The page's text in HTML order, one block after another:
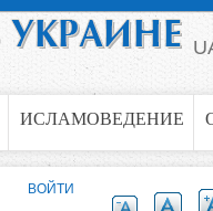
ИСЛАМОВЕДЕНИЕ
ВОЙТИ